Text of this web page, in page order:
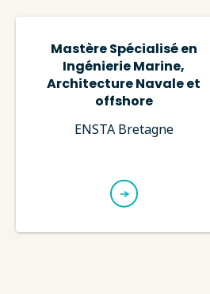
Mastère Spécialisé en
Ingénierie Marine,
Architecture Navale et
offshore
ENSTA Bretagne